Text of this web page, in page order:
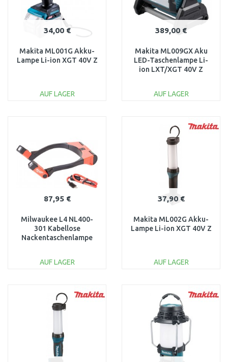
34,00 €
Makita ML001G Akku-
Lampe Li-ion XGT 40V Z
AUF LAGER
389,00 €
Makita ML009GX Aku
LED-Taschenlampe Li-
ion LXT/XGT 40V Z
AUF LAGER
Vergleichen
87,95 €
Milwaukee L4 NL400-
301 Kabellose
Nackentaschenlampe
AUF LAGER
Vergleichen
37,90 €
Makita ML002G Akku-
Lampe Li-ion XGT 40V Z
AUF LAGER
Vergleichen